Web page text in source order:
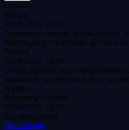
Отзывы
Ирина,
05.08.2026, 12:10
Огромное спасибо за прекрасную
быстро, курс отличный. Я очень
Роберт,
04.08.2026, 14:39
Очень доволен этим обменником.
приятные, поддержка всегда на
меняю…
Владимир Петров,
03.08.2026, 14:34
Excellent service
Все отзывы